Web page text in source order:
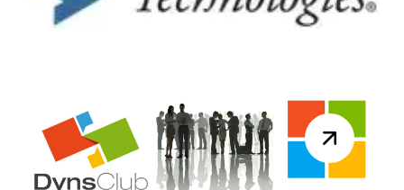
Berlin/Paris, 17 juin 2015, Le groupe
COSMO CONSULT, partenaire ERP
Webinar Bottomline
Technologies dédié au
traitement des factures